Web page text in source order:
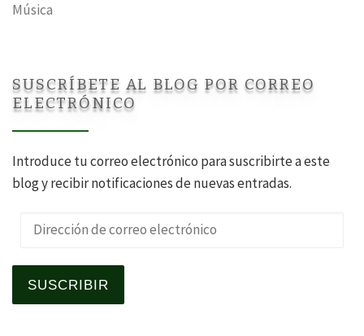
Música
SUSCRÍBETE AL BLOG POR CORREO
ELECTRÓNICO
Introduce tu correo electrónico para suscribirte a este
blog y recibir notificaciones de nuevas entradas.
Dirección de correo electrónico
SUSCRIBIR